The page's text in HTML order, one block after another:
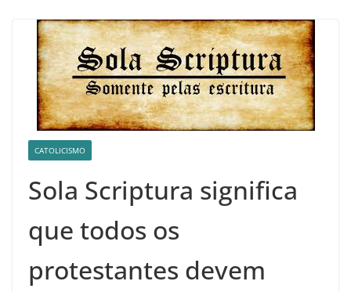
CATOLICISMO
Sola Scriptura significa
que todos os
protestantes devem